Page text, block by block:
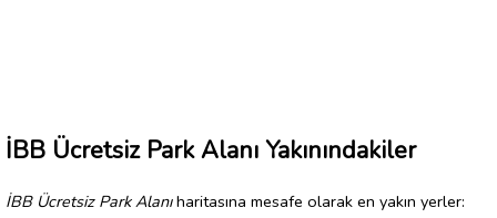
İBB Ücretsiz Park Alanı Yakınındakiler
İBB Ücretsiz Park Alanıharitasına mesafe olarak en yakın yerler: